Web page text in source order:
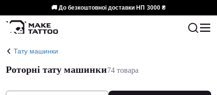
🚚 До безкоштовної доставки НП 3000 ₴
Тату машинки
Роторні тату машинки74 товара